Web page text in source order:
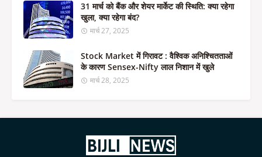
31 मार्च को बैंक और शेयर मार्केट की स्थिति: क्या रहेगा
खुला, क्या रहेगा बंद?
मार्च 27, 2025
Stock Market में गिरावट : वैश्विक अनिश्चितताओं
के कारण Sensex-Nifty लाल निशान में खुले
मार्च 28, 2025